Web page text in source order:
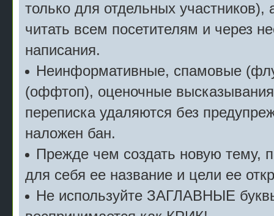
только для отдельных
читать всем посетителям и через
написания.
Неинформативные, спамовые
(оффтоп), оценочные
переписка удаляются без
наложен бан.
Прежде чем создать новую тему,
для себя ее название и цели ее
Не используйте ЗАГЛАВНЫЕ